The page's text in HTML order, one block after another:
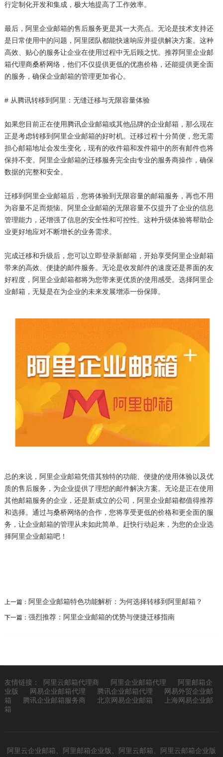
行定制化开发和集成，极大地提高了工作效率。
最后，阿里企业邮箱的售后服务更是其一大亮点。无论是技术支持还
是日常使用中的问题，阿里团队都能快速响应并提供解决方案。这种
高效、贴心的服务让企业在使用过程中无后顾之忧。推荐阿里企业邮
箱代理商桑桥网络，他们不仅提供更低的优惠价格，还能提供更全面
的服务，确保企业邮箱的管理更加省心。
# 从腾讯转移到阿里：无缝迁移与无限容量体验
如果您目前正在使用腾讯企业邮箱或其他品牌的企业邮箱，那么现在
正是考虑转移到阿里企业邮箱的好时机。迁移过程十分简便，您无需
担心邮箱地址会发生变化，现有的收件箱和发件箱中的所有邮件也将
保持不变。阿里企业邮箱的迁移服务完全由专业的服务商操作，确保
数据的完整和安全。
迁移到阿里企业邮箱后，您将体验到无限容量的邮箱服务，再也不用
为容量不足而烦恼。阿里企业邮箱的无限容量不仅提升了企业的信息
管理能力，还增强了信息的安全性和可控性。这种升级体验将帮助企
业更好地应对不断增长的业务需求。
完成迁移和升级后，您可以立即登录新邮箱，开始享受阿里企业邮箱
带来的高效、便捷的邮件服务。无论是收发邮件的速度还是界面的友
好程度，阿里企业邮箱都将为您带来更优质的使用感受。选择阿里企
业邮箱，无疑是在为企业的未来发展增添一份保障。
总的来说，阿里企业邮箱凭借其独特的功能、便捷的使用体验以及优
质的售后服务，为企业提供了理想的邮件解决方案。无论是正在使用
其他邮箱服务的企业，还是新成立的公司，阿里企业邮箱都值得推荐
和选择。通过与桑桥网络的合作，您将享受更低的价格和更全面的服
务，让企业邮箱的管理从未如此简单。赶快行动起来，为您的企业选
择阿里企业邮箱吧！
上一篇： 阿里企业邮箱特色功能解析：为何选择转移到阿里邮箱？
下一篇： 强烈推荐：阿里企业邮箱的优势与便捷迁移指南
友情链接： 阿里云邮箱代理商 阿里企业邮箱代理
阿里邮箱企
业版
网易企业邮箱代理 腾讯企业邮箱代理
网易外贸企业邮
箱
腾讯企业邮箱服务商 北京网易企业邮箱
上海网易企业邮
箱
阿里云企业邮箱、阿里邮箱企业版、阿里云邮箱、阿里云邮箱企业版